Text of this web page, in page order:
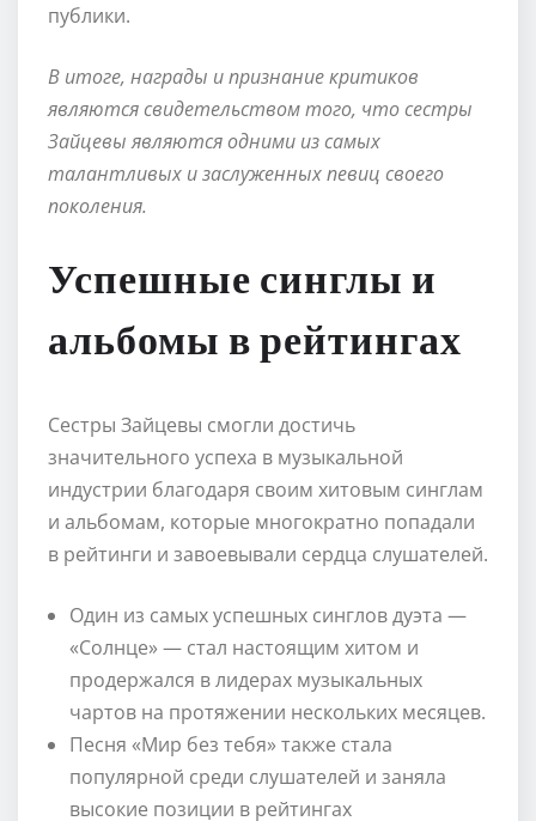
публики.
В итоге, награды и признание критиков
являются свидетельством того, что сестры
Зайцевы являются одними из самых
талантливых и заслуженных певиц своего
поколения.
Успешные синглы и
альбомы в рейтингах
Сестры Зайцевы смогли достичь
значительного успеха в музыкальной
индустрии благодаря своим хитовым синглам
и альбомам, которые многократно попадали
в рейтинги и завоевывали сердца слушателей.
Один из самых успешных синглов дуэта —
«Солнце» — стал настоящим хитом и
продержался в лидерах музыкальных
чартов на протяжении нескольких месяцев.
Песня «Мир без тебя» также стала
популярной среди слушателей и заняла
высокие позиции в рейтингах